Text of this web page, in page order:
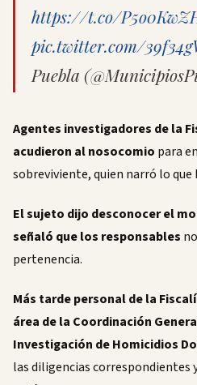
https://t.co/
pic.twitter.com/
Puebla
Agentes investigadores de la
acudieron al nosocomio para
sobreviviente, quien narró lo que
El sujeto dijo desconocer el
señaló que los responsables
pertenencia.
Más tarde personal de la
área de la Coordinación
Investigación de Homicidios
las diligencias correspondientes